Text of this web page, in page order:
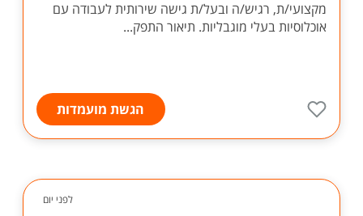
מקצועי/ת, רגיש/ה ובעל/ת גישה שירותית לעבודה עם
אוכלוסיות בעלי מוגבליות. תיאור התפק...
הגשת מועמדות
לפני יום